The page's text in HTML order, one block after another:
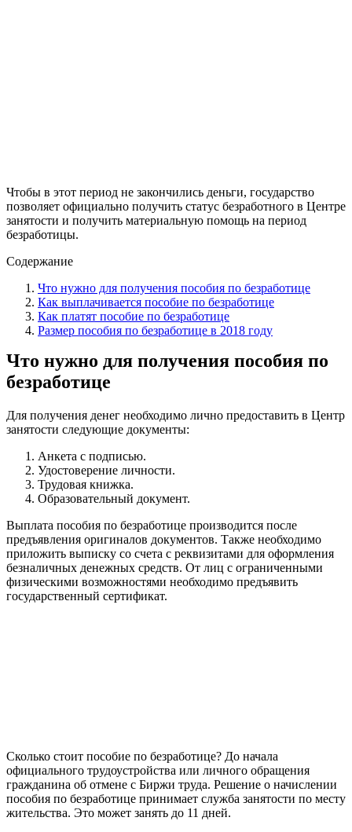
Чтобы в этот период не закончились деньги, государство
позволяет официально получить статус безработного в Центре
занятости и получить материальную помощь на период
безработицы.
Содержание
Что нужно для получения пособия по безработице
Как выплачивается пособие по безработице
Как платят пособие по безработице
Размер пособия по безработице в 2018 году
Что нужно для получения пособия по
безработице
Для получения денег необходимо лично предоставить в Центр
занятости следующие документы:
Анкета с подписью.
Удостоверение личности.
Трудовая книжка.
Образовательный документ.
Выплата пособия по безработице производится после
предъявления оригиналов документов. Также необходимо
приложить выписку со счета с реквизитами для оформления
безналичных денежных средств. От лиц с ограниченными
физическими возможностями необходимо предъявить
государственный сертификат.
Сколько стоит пособие по безработице? До начала
официального трудоустройства или личного обращения
гражданина об отмене с Биржи труда. Решение о начислении
пособия по безработице принимает служба занятости по месту
жительства. Это может занять до 11 дней.